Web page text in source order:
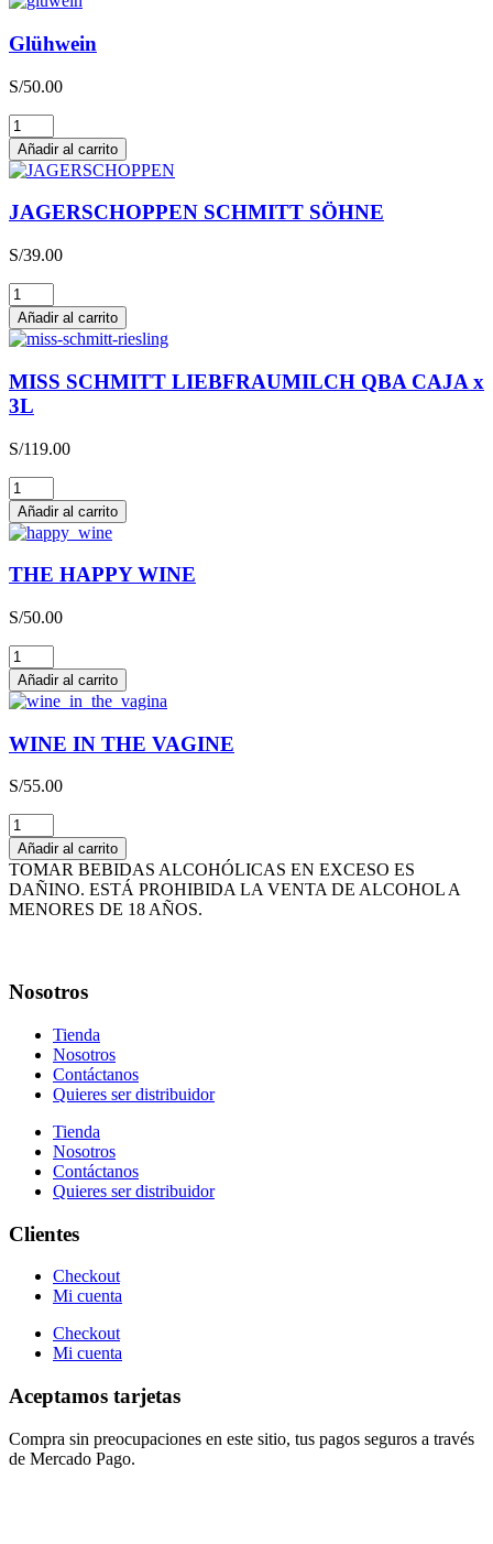
Glühwein
S/50.00
Glühwein
cantidad
Añadir al carrito
JAGERSCHOPPEN SCHMITT SÖHNE
S/39.00
JAGERSCHOPPEN
SCHMITT
SÖHNE
cantidad
Añadir al carrito
MISS SCHMITT LIEBFRAUMILCH QBA CAJA x
3L
S/119.00
MISS
SCHMITT
LIEBFRAUMILCH
QBA
CAJA
x
cantidad
Añadir al carrito
THE HAPPY WINE
S/50.00
THE
HAPPY
WINE
cantidad
Añadir al carrito
WINE IN THE VAGINE
S/55.00
WINE
IN
THE
VAGINE
cantidad
Añadir al carrito
TOMAR BEBIDAS ALCOHÓLICAS EN EXCESO ES
DAÑINO. ESTÁ PROHIBIDA LA VENTA DE ALCOHOL A
MENORES DE 18 AÑOS.
Nosotros
Tienda
Nosotros
Contáctanos
Quieres ser distribuidor
Tienda
Nosotros
Contáctanos
Quieres ser distribuidor
Clientes
Checkout
Mi cuenta
Checkout
Mi cuenta
Aceptamos tarjetas
Compra sin preocupaciones en este sitio, tus pagos seguros a través
de Mercado Pago.